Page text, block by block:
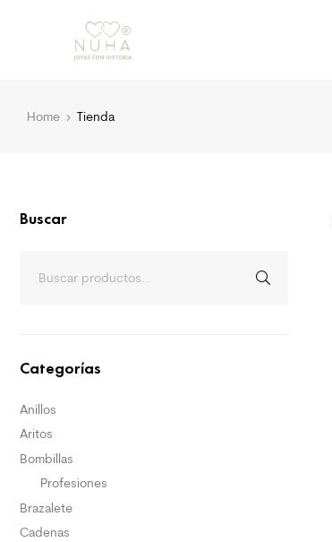
Home Tienda
Buscar
Categorías
Anillos
Aritos
Bombillas
Profesiones
Brazalete
Cadenas